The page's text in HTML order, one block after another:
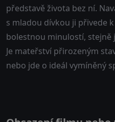
představě života bez ní.
s mladou dívkou ji přivede
bolestnou minulostí, stejně
Je mateřství přirozeným
nebo jde o ideál vymíněný